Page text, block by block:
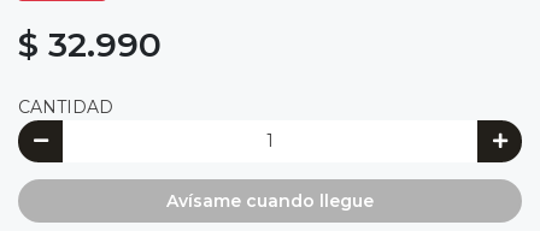
$ 32.990
CANTIDAD
Avísame cuando llegue